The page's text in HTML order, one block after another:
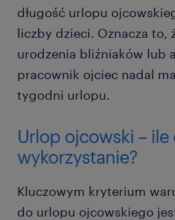
długość urlopu
liczby dzieci. Oznacza to,
urodzenia bliźniaków lub
pracownik ojciec nadal
tygodni urlopu.
Urlop ojcowski – ile
wykorzystanie?
Kluczowym kryterium
do urlopu ojcowskiego